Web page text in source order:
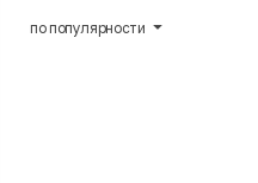
по популярности